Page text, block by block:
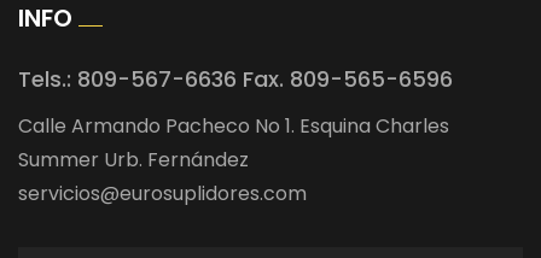
INFO
Tels.: 809-567-6636 Fax. 809-565-6596
Calle Armando Pacheco No 1. Esquina Charles
Summer Urb. Fernández
servicios@eurosuplidores.com